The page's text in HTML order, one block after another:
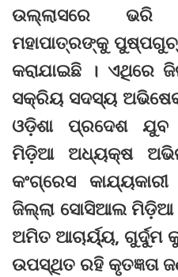
ଉଲ୍ଲାସରେ ଭରି
ମହାପାତ୍ରଙ୍କୁ
କରାଯାଇଛି । ଏଥିରେ
ସକ୍ରିୟ ସଦସ୍ୟ ଅଭିଷେକ
ଓଡ଼ିଶା ପ୍ରଦେଶ
ମିଡ଼ିଆ ଅଧ୍ୟକ୍ଷ
କଂଗ୍ରେସ
ଜିଲ୍ଲା ସୋସିଆଲ ମିଡ଼ିଆ
ଅମିତ ଆଚାର୍ୟ୍ୟ, ଗୁର୍ଦୁମ
ଉପସ୍ଥିତ ରହି କୃତଜ୍ଞତା